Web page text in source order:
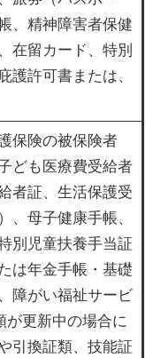
、精神障害者保健
在留カード、特別
護許可書または、
保険の被保険者
ども医療費受給者
者証、生活保護受
、母子健康手帳、
別児童扶養手当証
は年金手帳・基礎
障がい福祉サービ
が更新中の場合に
引換証類、技能証